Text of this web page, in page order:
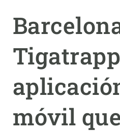
móvil que
menu
INVESTIGACIÓN
ÚNETE A NOSOTROS
PARTICIPA
NOTICIAS Y AGENDA